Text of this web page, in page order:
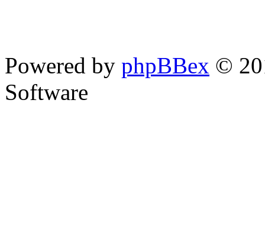
Powered by phpBBex ©
Software